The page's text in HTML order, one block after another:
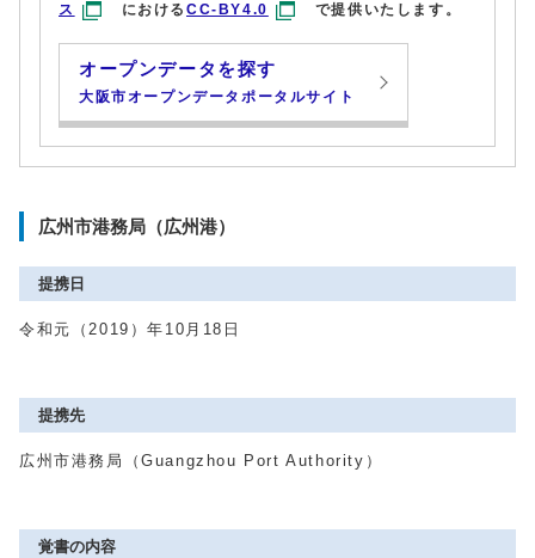
ス
におけるCC-BY4.0 で提供いたします。
オープンデータを探す
大阪市オープンデータポータルサイト
広州市港務局（広州港）
提携日
令和元（2019）年10月18日
提携先
広州市港務局（Guangzhou Port Authority）
覚書の内容